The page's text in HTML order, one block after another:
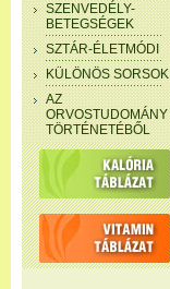
SZENVEDÉLY-
BETEGSÉGEK
SZTÁR-ÉLETMÓDI
KÜLÖNÖS SORSOK
AZ
ORVOSTUDOMÁNY
TÖRTÉNETÉBŐL